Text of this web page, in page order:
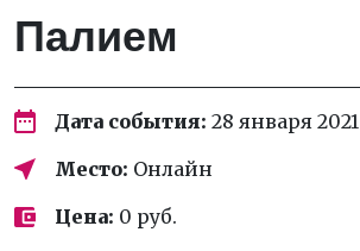
Палием
Дата события: 28 января 2021
Место: Онлайн
Цена: 0 руб.